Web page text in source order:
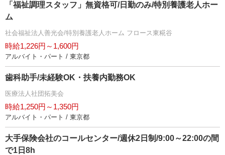
「福祉調理スタッフ」無資格可/日勤のみ/特別養護老人ホー
ム
社会福祉法人善光会/特別養護老人ホーム フロース東糀谷
時給1,226円～1,600円
アルバイト・パート / 東京都
歯科助手/未経験OK・扶養内勤務OK
医療法人社団拓美会
時給1,250円～1,350円
アルバイト・パート / 東京都
大手保険会社のコールセンター/週休2日制/9:00～22:00の間
で1日8h